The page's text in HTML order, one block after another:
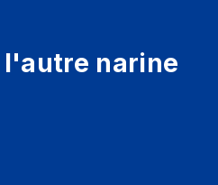
l'autre narine